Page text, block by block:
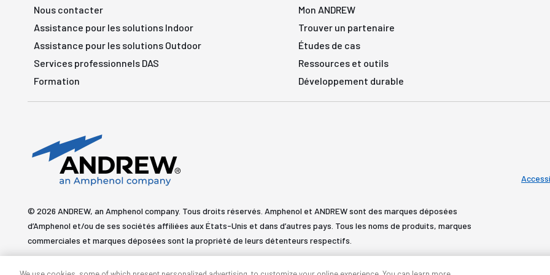
Nous contacter
Assistance pour les solutions Indoor
Assistance pour les solutions Outdoor
Services professionnels DAS
Formation
Mon ANDREW
Trouver un partenaire
Études de cas
Ressources et outils
Développement durable
© 2026 ANDREW, an Amphenol company. Tous droits réservés. Amphenol et ANDREW sont des marques déposées
d’Amphenol et/ou de ses sociétés affiliées aux États-Unis et dans d’autres pays. Tous les noms de produits, marques
commerciales et marques déposées sont la propriété de leurs détenteurs respectifs.